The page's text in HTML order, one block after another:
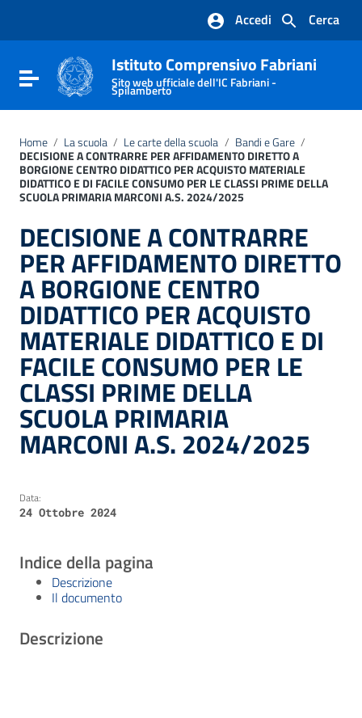
Vai al footer
Cerca
Accedi
Attiva / disattiva la navigazione
Istituto Comprensivo Fabriani
Sito web ufficiale dell'IC Fabriani -
Spilamberto
Home / La scuola / Le carte della scuola / Bandi e Gare /
DECISIONE A CONTRARRE PER AFFIDAMENTO DIRETTO A
BORGIONE CENTRO DIDATTICO PER ACQUISTO MATERIALE
DIDATTICO E DI FACILE CONSUMO PER LE CLASSI PRIME DELLA
SCUOLA PRIMARIA MARCONI A.S. 2024/2025
DECISIONE A CONTRARRE
PER AFFIDAMENTO DIRETTO
A BORGIONE CENTRO
DIDATTICO PER ACQUISTO
MATERIALE DIDATTICO E DI
FACILE CONSUMO PER LE
CLASSI PRIME DELLA
SCUOLA PRIMARIA
MARCONI A.S. 2024/2025
Data:
24 Ottobre 2024
Indice della pagina
Descrizione
Il documento
Descrizione